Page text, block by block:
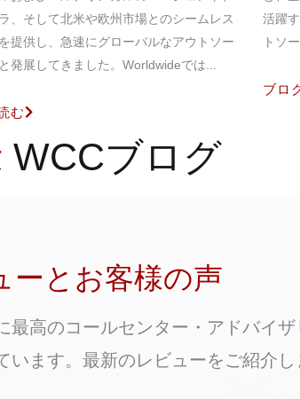
、そして北米や欧州市場とのシームレス
提供し、急速にグローバルなアウトソー
発展してきました。Worldwideでは...
む
活躍
トソ
ブロ
WCCブログ
ーとお客様の声
最高のコールセンター・アドバイザ
います。最新のレビューをご紹介し